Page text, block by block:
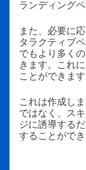
ランディング
また、必要に
タラクティブ
でもより多く
きます。これ
ことができます
これは作成し
ではなく、ス
ジに誘導する
することができ